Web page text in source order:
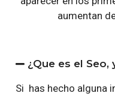
aumentan
¿Que es el
Si has hecho alguna